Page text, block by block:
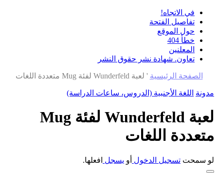
في الاتجاه!
تفاصيل الفتحة
حول الموقع
خطأ 404
المعلنين
تعاون. شهادة نشر حقوق النشر
الصفحة الرئيسية ' لعبة Wunderfeld لفئة Mug متعددة اللغات
مدونة اللغة الأجنبية (الدروس، ساعات الدراسة)
لعبة Wunderfeld لفئة Mug
متعددة اللغات
لو سمحت تسجيل الدخول أو يسجل افعلها.